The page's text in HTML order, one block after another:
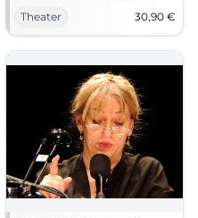
Schauspielkunst. 31.01.2026,
19:30 Uhr, Tickets ab 30,90 €.
Eintauchen, mitfiebern,
nachhallen lassen.
#TheaterLandshut
Theater 30,90 €